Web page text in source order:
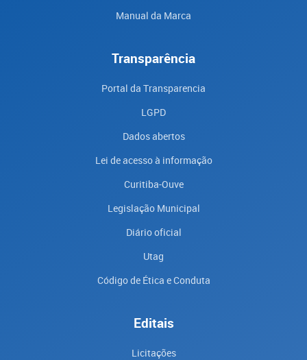
Manual da Marca
Transparência
Portal da Transparencia
LGPD
Dados abertos
Lei de acesso à informação
Curitiba-Ouve
Legislação Municipal
Diário oficial
Utag
Código de Ética e Conduta
Editais
Licitações